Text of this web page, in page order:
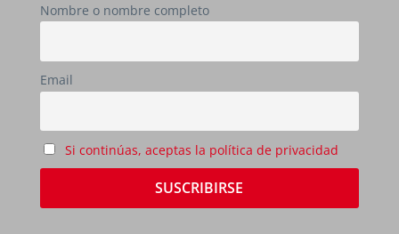
Nombre o nombre completo
Email
Si continúas, aceptas la política de privacidad